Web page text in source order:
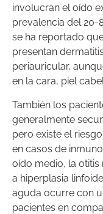
involucran el oído
prevalencia del 20-
se ha reportado
presentan
periauricular,
en la cara, piel
También los
generalmente
pero existe el
en casos de
oído medio, la otitis
a hiperplasia
aguda ocurre con
pacientes en